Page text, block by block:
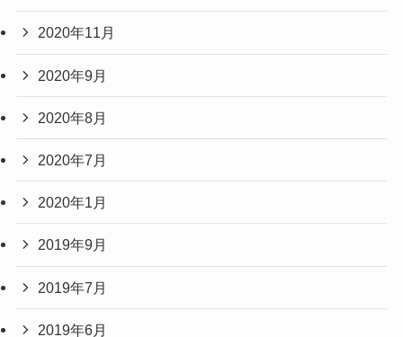
2020年11月
2020年9月
2020年8月
2020年7月
2020年1月
2019年9月
2019年7月
2019年6月